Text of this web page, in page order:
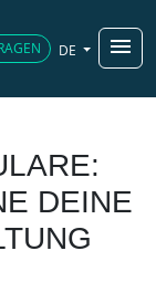
DE menu
DEINE